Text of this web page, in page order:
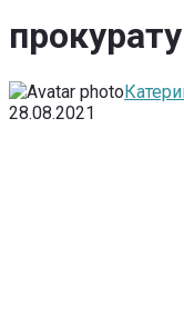
28.08.2021